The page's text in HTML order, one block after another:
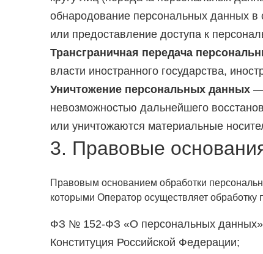
обнародование персональных данных
или предоставление доступа к
Трансграничная передача
власти иностранного государства,
Уничтожение персональных данных —
невозможностью дальнейшего
или уничтожаются материальные
3. Правовые
Правовым основанием обработки
которыми Оператор осуществляет
ФЗ № 152-ФЗ «О персональных
Конституция Российской Федерации;